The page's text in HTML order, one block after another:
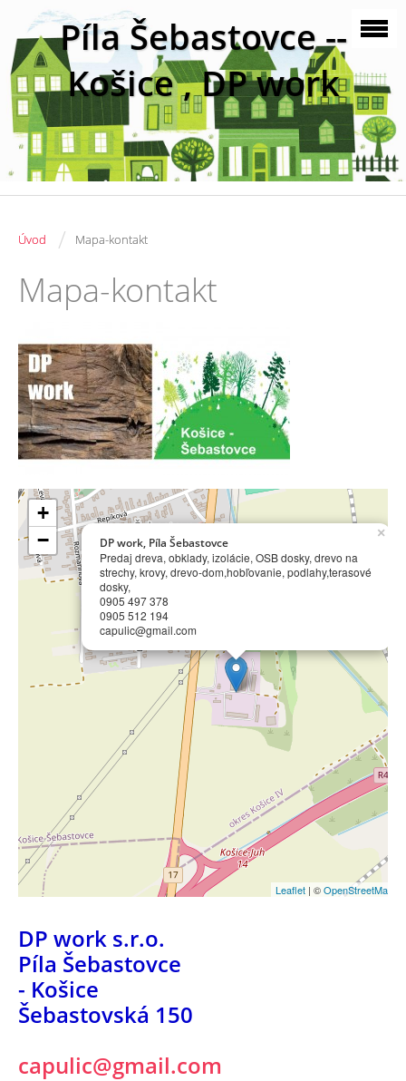
Píla Šebastovce --
Košice , DP work
Úvod / Mapa-kontakt
Mapa-kontakt
DP work, Píla Šebastovce
Predaj dreva, obklady, izolácie, OSB dosky, drevo na
strechy, krovy, drevo-dom,hobľovanie, podlahy,terasové
dosky,
0905 497 378
0905 512 194
capulic@gmail.com
×
+
−
Leaflet | ©OpenStreetMap
DP work s.r.o.
Píla Šebastovce
- Košice
Šebastovská 150
capulic@gmail.com